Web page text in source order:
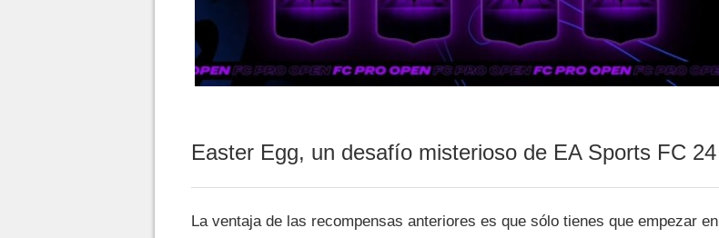
Easter Egg, un desafío misterioso de EA Sports FC 24
La ventaja de las recompensas anteriores es que sólo tienes que empezar en